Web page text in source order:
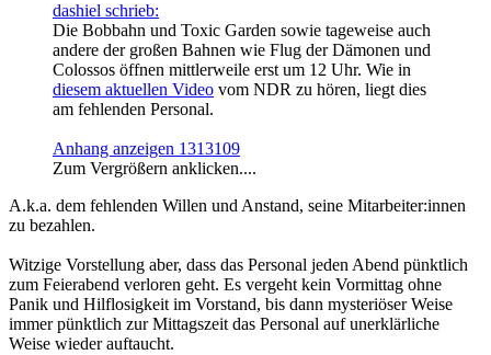
dashiel schrieb:
Die Bobbahn und Toxic Garden sowie tageweise auch
andere der großen Bahnen wie Flug der Dämonen und
Colossos öffnen mittlerweile erst um 12 Uhr. Wie in
diesem aktuellen Video vom NDR zu hören, liegt dies
am fehlenden Personal.
Anhang anzeigen 1313109
Zum Vergrößern anklicken....
A.k.a. dem fehlenden Willen und Anstand, seine Mitarbeiter:innen
zu bezahlen.
Witzige Vorstellung aber, dass das Personal jeden Abend pünktlich
zum Feierabend verloren geht. Es vergeht kein Vormittag ohne
Panik und Hilflosigkeit im Vorstand, bis dann mysteriöser Weise
immer pünktlich zur Mittagszeit das Personal auf unerklärliche
Weise wieder auftaucht.